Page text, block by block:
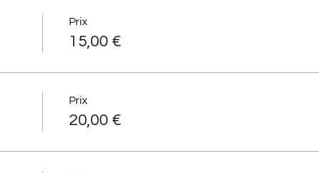
Prix
15,00 €
Prix
20,00 €